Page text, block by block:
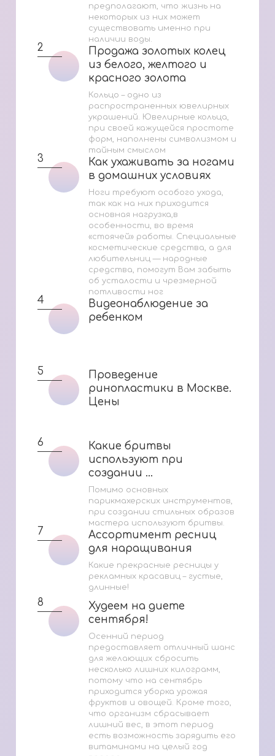
предполагают, что жизнь на
некоторых из них может
существовать именно при
наличии воды.
2
Продажа золотых колец
из белого, желтого и
красного золота
Продажа золотых колец
из белого, желтого и
красного золота
Кольцо – одно из
распространенных ювелирных
украшений. Ювелирные кольца,
при своей кажущейся простоте
форм, наполнены символизмом и
тайным смыслом
3
Как ухаживать за ногами
в домашних условиях
Как ухаживать за ногами
в домашних условиях
Ноги требуют особого ухода,
так как на них приходится
основная нагрузка,в
особенности, во время
«стоячей» работы. Специальные
косметические средства, а для
любительниц — народные
средства, помогут Вам забыть
об усталости и чрезмерной
потливости ног
4
Видеонаблюдение за
ребенком
Видеонаблюдение за
ребенком
5
Проведение
ринопластики в Москве.
Цены
Проведение
ринопластики в Москве.
Цены
6
Какие бритвы
используют при
создании ...
Какие бритвы
используют при
создании ...
Помимо основных
парикмахерских инструментов,
при создании стильных образов
мастера используют бритвы.
7
Ассортимент ресниц
для наращивания
Ассортимент ресниц
для наращивания
Какие прекрасные ресницы у
рекламных красавиц – густые,
длинные!
8
Худеем на диете
сентября!
Худеем на диете
сентября!
Осенний период
предоставляет отличный шанс
для желающих сбросить
несколько лишних килограмм,
потому что на сентябрь
приходится уборка урожая
фруктов и овощей. Кроме того,
что организм сбрасывает
лишний вес, в этот период
есть возможность зарядить его
витаминами на целый год